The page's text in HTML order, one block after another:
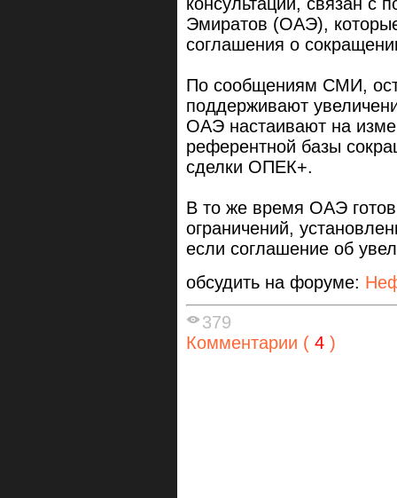
Эмиратов (ОАЭ),
соглашения о
По сообщениям СМИ,
поддерживают
ОАЭ настаивают на
референтной базы
сделки ОПЕК+.
В то же время ОАЭ
ограничений,
если соглашение об
обсудить на форуме:
379
Комментарии ( 4 )